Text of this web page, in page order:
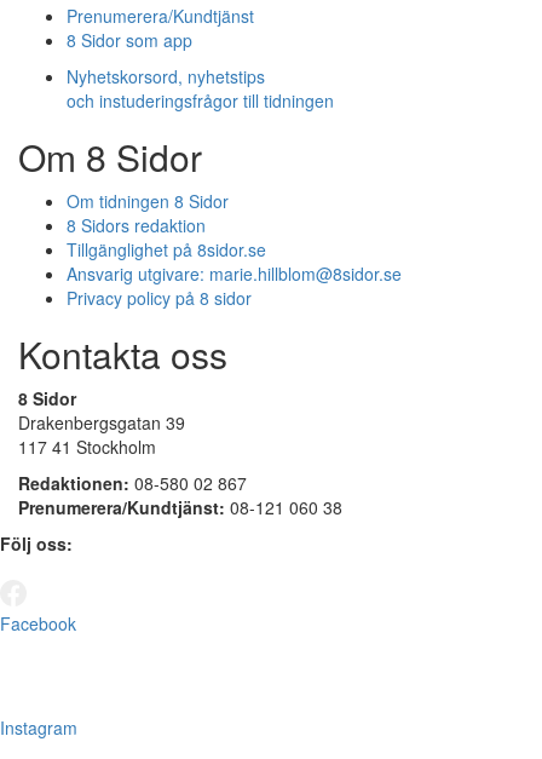
Prenumerera/Kundtjänst
8 Sidor som app
Nyhetskorsord, nyhetstips
och instuderingsfrågor till tidningen
Om 8 Sidor
Om tidningen 8 Sidor
8 Sidors redaktion
Tillgänglighet på 8sidor.se
Ansvarig utgivare: marie.hillblom@8sidor.se
Privacy policy på 8 sidor
Kontakta oss
8 Sidor
Drakenbergsgatan 39
117 41 Stockholm
Redaktionen: 08-580 02 867
Prenumerera/Kundtjänst: 08-121 060 38
Följ oss:
Facebook
Instagram